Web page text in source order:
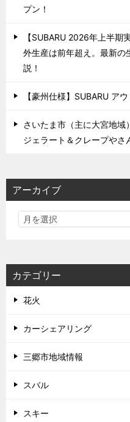
プン！
【SUBARU 2026年上半期
外生産は前年超え。最新の
説！
【豪州仕様】SUBARU ア
さいたま市（主に大宮地
ジェラート＆クレープやさ
アーカイブ
カテゴリー
花火
カーシェアリング
三郷市地域情報
スバル
スキー